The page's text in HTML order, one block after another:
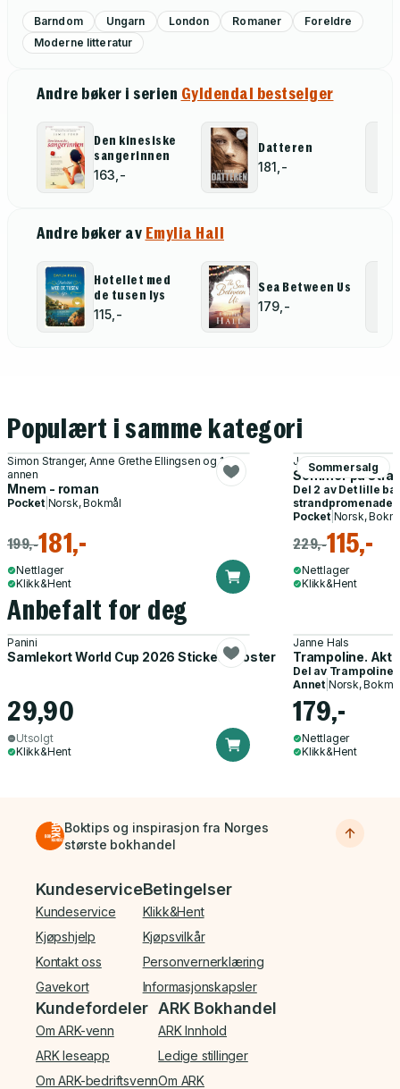
Barndom Ungarn London Romaner
Foreldre
Moderne litteratur
Andre bøker i serien Gyldendal bestselger
Den kinesiske
sangerinnen
163,-
Datteren
181,-
Andre bøker av Emylia Hall
Hotellet med
de tusen lys
115,-
Sea Between Us
179,-
Populært i samme kategori
Simon Stranger, Anne Grethe Ellingsen og 1
annen
Mnem - roman
Pocket| Norsk, Bokmål
199,-181,-
Nettlager
Klikk&Hent
Sommersalg
Jenny Colgan
Sommer på
Del 2 av Det lille
strandpromenaden
Pocket| Norsk,
229,-115,-
Nettlager
Klikk&Hent
Anbefalt for deg
Panini
Samlekort World Cup 2026 Sticker Booster
29,90
Utsolgt
Klikk&Hent
Janne Hals
Trampoline.
Del av Trampoline
Annet| Norsk,
179,-
Nettlager
Klikk&Hent
Boktips og inspirasjon fra Norges
største bokhandel
Bunnmeny
Kundeservice
Kundeservice
Kjøpshjelp
Kontakt oss
Gavekort
Betingelser
Klikk&Hent
Kjøpsvilkår
Personvernerklæring
Informasjonskapsler
Kundefordeler
Om ARK-venn
ARK leseapp
Om ARK-bedriftsvenn
ARK Bokhandel
ARK Innhold
Ledige stillinger
Om ARK